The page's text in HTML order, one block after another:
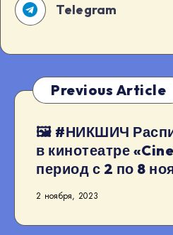
Telegram
Previous Article
🖼 #НИКШИЧ
в кинотеатре
период с 2 по 8
2 ноября, 2023